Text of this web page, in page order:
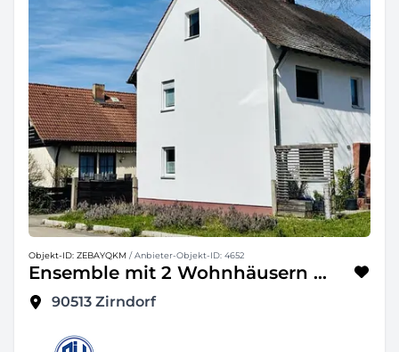
Objekt-ID: ZEBAYQKM / Anbieter-Objekt-ID: 4652
Ensemble mit 2 Wohnhäusern ...
90513 Zirndorf